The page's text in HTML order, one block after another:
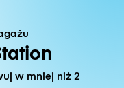
w mniej niż 2